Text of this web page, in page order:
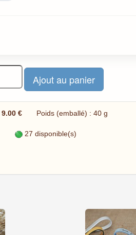
9.00 € Poids (emballé) : 40 g
27 disponible(s)